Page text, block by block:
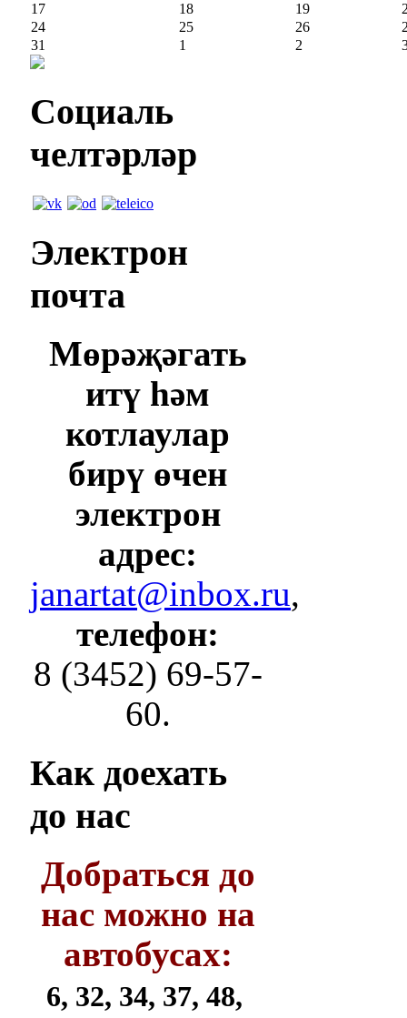
17
18 19
24
25 26
31
1 2
Социаль
челтәрләр
Электрон
почта
Мөрәҗәгать
итү һәм
котлаулар
бирү өчен
электрон
адрес:
janartat@inbox.ru,
телефон:
8 (3452) 69-57-
60.
Как доехать
до нас
Добраться до
нас можно на
автобусах:
6, 32, 34, 37, 48,